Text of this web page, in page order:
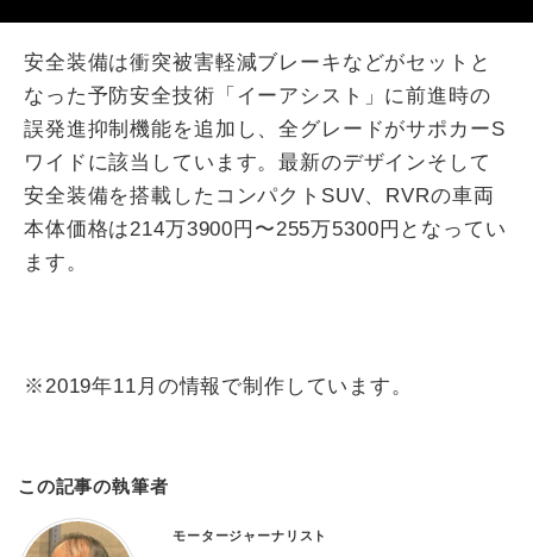
安全装備は衝突被害軽減ブレーキなどがセットと
なった予防安全技術「イーアシスト」に前進時の
誤発進抑制機能を追加し、全グレードがサポカーS
ワイドに該当しています。最新のデザインそして
安全装備を搭載したコンパクトSUV、RVRの車両
本体価格は214万3900円〜255万5300円となってい
ます。
※2019年11月の情報で制作しています。
この記事の執筆者
モータージャーナリスト